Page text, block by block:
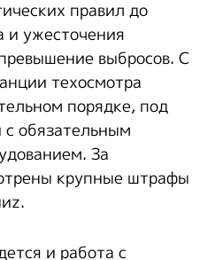
правил до
и ужесточения
выбросов. С
техосмотра
порядке, под
обязательным
За
крупные штрафы
и работа с